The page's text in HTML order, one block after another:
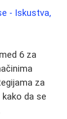
- Iskustva,
6 za
za
da se